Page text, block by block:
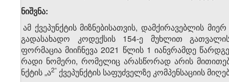
შენიშვნა:
ა) ამ ქვეპუნქტის მიზნებისათვის, დამქირავებლის
საგადასახადო კოდექსის 154-ე მუხლით
ინფორმაცია მიიჩნევა 2021 წლის 1 იანვრამდე
პირადი ნომერი, რომელიც არასწორად არის
პუნქტის „ა​2​“ ქვეპუნქტის საფუძველზე კომპენსაციის